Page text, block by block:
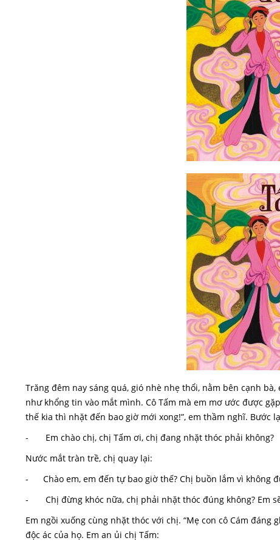
Trăng đêm nay sáng quá, gió nhè nhẹ thổi, nằm bên cạnh
như khổng tin vào mắt mình. Cô Tấm mà em mơ ước được
thế kia thì nhặt đến bao giờ mới xong!”, em thầm nghĩ. Bước
- Em chào chị, chị Tấm ơi, chị đang nhặt thóc phải không?
Nước mắt tràn trề, chị quay lại:
- Chào em, em đến tự bao giờ thế? Chị buồn lắm vì không
- Chị đừng khóc nữa, chị phải nhặt thóc đúng không? Em
Em ngồi xuống cùng nhặt thóc với chị. “Mẹ con cô Cám
độc ác của họ. Em an ủi chị Tấm: